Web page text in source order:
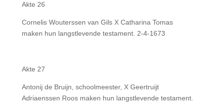
Akte 26
Cornelis Wouterssen van Gils X Catharina Tomas
maken hun langstlevende testament. 2-4-1673
Akte 27
Antonij de Bruijn, schoolmeester, X Geertruijt
Adriaenssen Roos maken hun langstlevende testament.